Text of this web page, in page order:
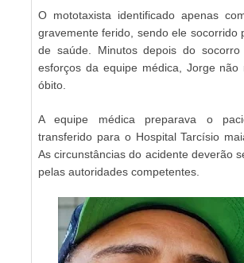
O mototaxista identificado apenas
gravemente ferido, sendo ele socorrido
de saúde. Minutos depois do
esforços da equipe médica, Jorge não
óbito.
A equipe médica preparava o
transferido para o Hospital Tarcísio
As circunstâncias do acidente deverão
pelas autoridades competentes.